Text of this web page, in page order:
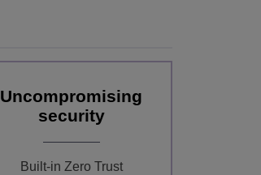
Uncompromising
security
Built-in Zero Trust